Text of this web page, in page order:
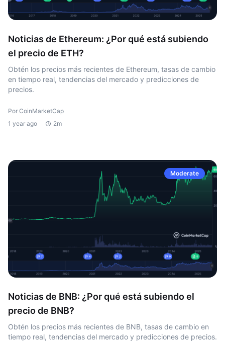
Noticias de Ethereum: ¿Por qué está subiendo
el precio de ETH?
Obtén los precios más recientes de Ethereum, tasas de cambio
en tiempo real, tendencias del mercado y predicciones de
precios.
Por CoinMarketCap
1 year ago
2m
Moderate
Noticias de BNB: ¿Por qué está subiendo el
precio de BNB?
Obtén los precios más recientes de BNB, tasas de cambio en
tiempo real, tendencias del mercado y predicciones de precios.